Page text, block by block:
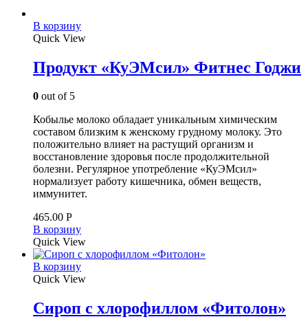
В корзину
Quick View
Продукт «КуЭМсил» Фитнес Годжи
0 out of 5
Кобылье молоко обладает уникальным химическим
составом близким к женскому грудному молоку. Это
положительно влияет на растущий организм и
восстановление здоровья после продолжительной
болезни. Регулярное употребление «КуЭМсил»
нормализует работу кишечника, обмен веществ,
иммунитет.
465.00 Р
В корзину
Quick View
В корзину
Quick View
Сироп с хлорофиллом «Фитолон»